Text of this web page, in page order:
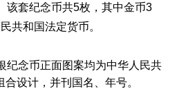
该套纪念币共5枚，其中金币3
共和国法定货币。
纪念币正面图案均为中华人民共
设计，并刊国名、年号。